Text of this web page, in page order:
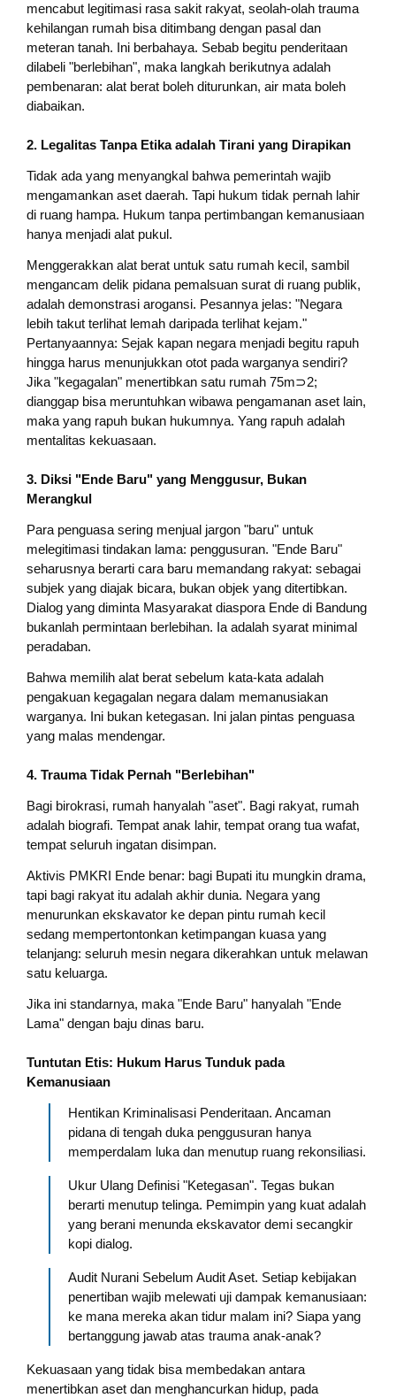
mencabut legitimasi rasa sakit rakyat, seolah-olah trauma
kehilangan rumah bisa ditimbang dengan pasal dan
meteran tanah. Ini berbahaya. Sebab begitu penderitaan
dilabeli "berlebihan", maka langkah berikutnya adalah
pembenaran: alat berat boleh diturunkan, air mata boleh
diabaikan.
2. Legalitas Tanpa Etika adalah Tirani yang Dirapikan
Tidak ada yang menyangkal bahwa pemerintah wajib
mengamankan aset daerah. Tapi hukum tidak pernah lahir
di ruang hampa. Hukum tanpa pertimbangan kemanusiaan
hanya menjadi alat pukul.
Menggerakkan alat berat untuk satu rumah kecil, sambil
mengancam delik pidana pemalsuan surat di ruang publik,
adalah demonstrasi arogansi. Pesannya jelas: "Negara
lebih takut terlihat lemah daripada terlihat kejam."
Pertanyaannya: Sejak kapan negara menjadi begitu rapuh
hingga harus menunjukkan otot pada warganya sendiri?
Jika "kegagalan" menertibkan satu rumah 75m⊃2;
dianggap bisa meruntuhkan wibawa pengamanan aset lain,
maka yang rapuh bukan hukumnya. Yang rapuh adalah
mentalitas kekuasaan.
3. Diksi "Ende Baru" yang Menggusur, Bukan
Merangkul
Para penguasa sering menjual jargon "baru" untuk
melegitimasi tindakan lama: penggusuran. "Ende Baru"
seharusnya berarti cara baru memandang rakyat: sebagai
subjek yang diajak bicara, bukan objek yang ditertibkan.
Dialog yang diminta Masyarakat diaspora Ende di Bandung
bukanlah permintaan berlebihan. Ia adalah syarat minimal
peradaban.
Bahwa memilih alat berat sebelum kata-kata adalah
pengakuan kegagalan negara dalam memanusiakan
warganya. Ini bukan ketegasan. Ini jalan pintas penguasa
yang malas mendengar.
4. Trauma Tidak Pernah "Berlebihan"
Bagi birokrasi, rumah hanyalah "aset". Bagi rakyat, rumah
adalah biografi. Tempat anak lahir, tempat orang tua wafat,
tempat seluruh ingatan disimpan.
Aktivis PMKRI Ende benar: bagi Bupati itu mungkin drama,
tapi bagi rakyat itu adalah akhir dunia. Negara yang
menurunkan ekskavator ke depan pintu rumah kecil
sedang mempertontonkan ketimpangan kuasa yang
telanjang: seluruh mesin negara dikerahkan untuk melawan
satu keluarga.
Jika ini standarnya, maka "Ende Baru" hanyalah "Ende
Lama" dengan baju dinas baru.
Tuntutan Etis: Hukum Harus Tunduk pada
Kemanusiaan
Hentikan Kriminalisasi Penderitaan. Ancaman
pidana di tengah duka penggusuran hanya
memperdalam luka dan menutup ruang rekonsiliasi.
Ukur Ulang Definisi "Ketegasan". Tegas bukan
berarti menutup telinga. Pemimpin yang kuat adalah
yang berani menunda ekskavator demi secangkir
kopi dialog.
Audit Nurani Sebelum Audit Aset. Setiap kebijakan
penertiban wajib melewati uji dampak kemanusiaan:
ke mana mereka akan tidur malam ini? Siapa yang
bertanggung jawab atas trauma anak-anak?
Kekuasaan yang tidak bisa membedakan antara
menertibkan aset dan menghancurkan hidup, pada